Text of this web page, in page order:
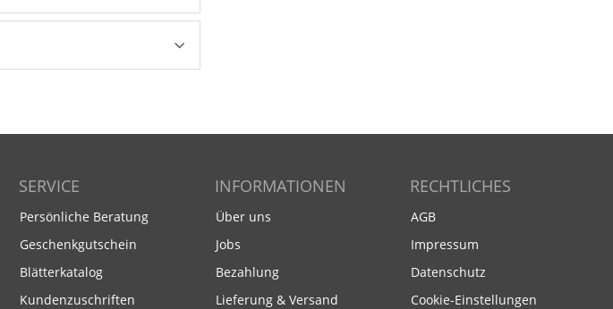
SERVICE
Persönliche Beratung
Geschenkgutschein
Blätterkatalog
Kundenzuschriften
INFORMATIONEN
Über uns
Jobs
Bezahlung
Lieferung & Versand
RECHTLICHES
AGB
Impressum
Datenschutz
Cookie-Einstellungen